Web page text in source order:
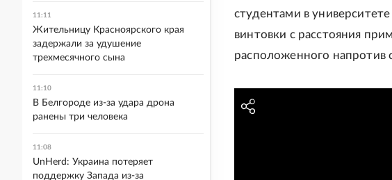
студентами в
винтовки с расстояния
расположенного напротив
11:11
Жительницу Красноярского края
задержали за удушение
трехмесячного сына
11:10
В Белгороде из-за удара дрона
ранены три человека
11:08
UnHerd: Украина потеряет
поддержку Запада из-за